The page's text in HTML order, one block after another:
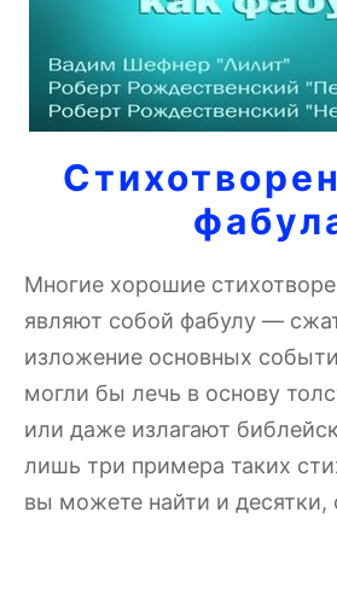
Многие хорошие
являют собой фабулу —
изложение основных
могли бы лечь в основу
или даже излагают
лишь три примера таких
вы можете найти и десятки,